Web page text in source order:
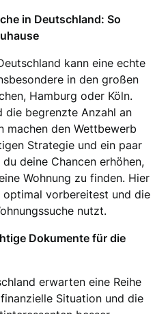
in Deutschland: So
kann eine echte
in den großen
Hamburg oder Köln.
die begrenzte Anzahl an
machen den Wettbewerb
Strategie und ein paar
deine Chancen erhöhen,
Wohnung zu finden. Hier
vorbereitest und die
nutzt.
Dokumente für die
erwarten eine Reihe
Situation und die